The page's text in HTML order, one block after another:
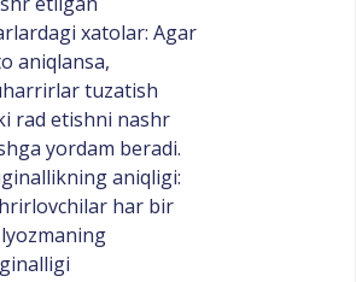
xatolar: Agar
aniqlansa,
tuzatish
rad etishni nashr
yordam beradi.
aniqligi:
har bir